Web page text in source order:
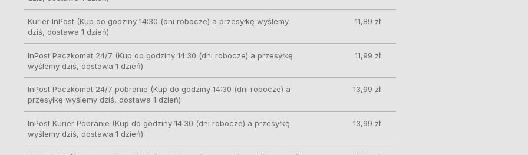
Kurier InPost(Kup do godziny 14:30 (dni robocze) a przesyłkę wyślemy
dziś, dostawa 1 dzień)
11,89 zł
InPost Paczkomat 24/7 (Kup do godziny 14:30 (dni robocze) a przesyłkę
wyślemy dziś, dostawa 1 dzień)
11,99 zł
InPost Paczkomat 24/7 pobranie (Kup do godziny 14:30 (dni robocze) a
przesyłkę wyślemy dziś, dostawa 1 dzień)
13,99 zł
InPost Kurier Pobranie (Kup do godziny 14:30 (dni robocze) a przesyłkę
wyślemy dziś, dostawa 1 dzień)
13,99 zł